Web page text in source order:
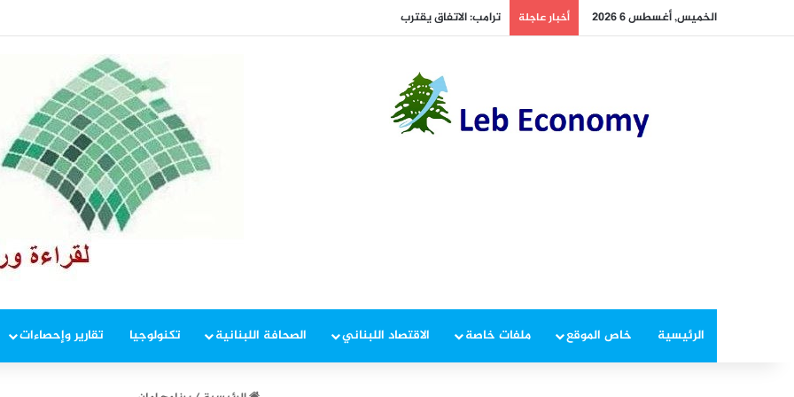
الخميس, أغسطس 6 2026 أخبار عاجلة ترامب: الاتفاق يقترب
الرئيسية خاص الموقع ملفات خاصة الاقتصاد اللبناني الصحافة اللبنانية تكنولوجيا تقارير وإحصاءات